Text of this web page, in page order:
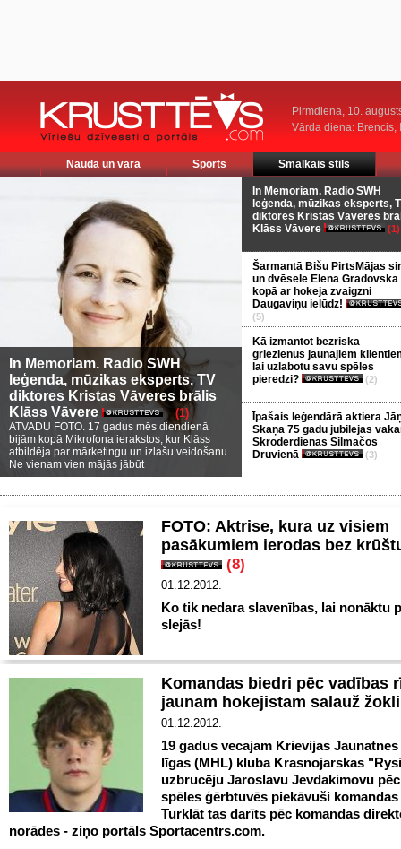
Pirmdiena, 10.
Vārda diena: Brencis,
Nauda un vara Sports Smalkais stils
In Memoriam. Radio SWH
leģenda, mūzikas eksperts, TV
diktores Kristas Vāveres brālis
Klāss Vāvere
(1)
ATVADU FOTO. 17 gadus mēs diendienā
bijām kopā Mikrofona ierakstos, kur Klāss
atbildēja par mārketingu un izlašu veidošanu.
Ne vienam vien mājās jābūt
In Memoriam. Radio SWH
leģenda, mūzikas eksperts,
diktores Kristas Vāveres
Klāss Vāvere
(1)
Šarmantā Bišu PirtsMājas
un dvēsele Elena Gradovska
kopā ar hokeja zvaigzni
Daugaviņu ielūdz!
(5)
Kā izmantot bezriska
griezienus jaunajiem
lai uzlabotu savu spēles
pieredzi?
(2)
Īpašais leģendārā aktiera
Skaņa 75 gadu jubilejas
Skroderdienas Silmačos
Druvienā
(3)
FOTO: Aktrise, kura uz visiem
pasākumiem ierodas bez
(8)
01.12.2012.
Ko tik nedara slavenības, lai nonāktu
slejās!
Komandas biedri pēc vadības
jaunam hokejistam salauž
01.12.2012.
19 gadus vecajam Krievijas
līgas (MHL) kluba Krasnojarskas
uzbrucēju Jaroslavu Jevdakimovu
spēles ģērbtuvēs piekāvuši
Turklāt tas darīts pēc komandas
norādes - ziņo portāls Sportacentrs.com.